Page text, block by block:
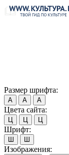
Размер шрифта:
А А А
Цвета сайта:
Ц Ц Ц
Шрифт:
Ш Ш
Изображения: